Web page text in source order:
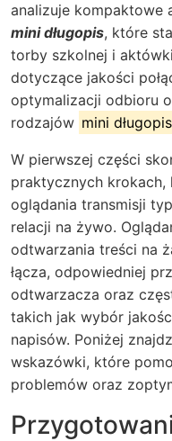
analizuje kompaktowe
mini długopis, które
torby szkolnej i
dotyczące jakości
optymalizacji odbioru
rodzajów mini długopis
W pierwszej części
praktycznych
oglądania transmisji
relacji na żywo.
odtwarzania treści na
łącza, odpowiedniej
odtwarzacza oraz
takich jak wybór
napisów. Poniżej
wskazówki, które
problemów oraz